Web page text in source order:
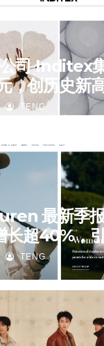
司 Inditex
，创历史新
TENG
最新季
长超40%，
TENG